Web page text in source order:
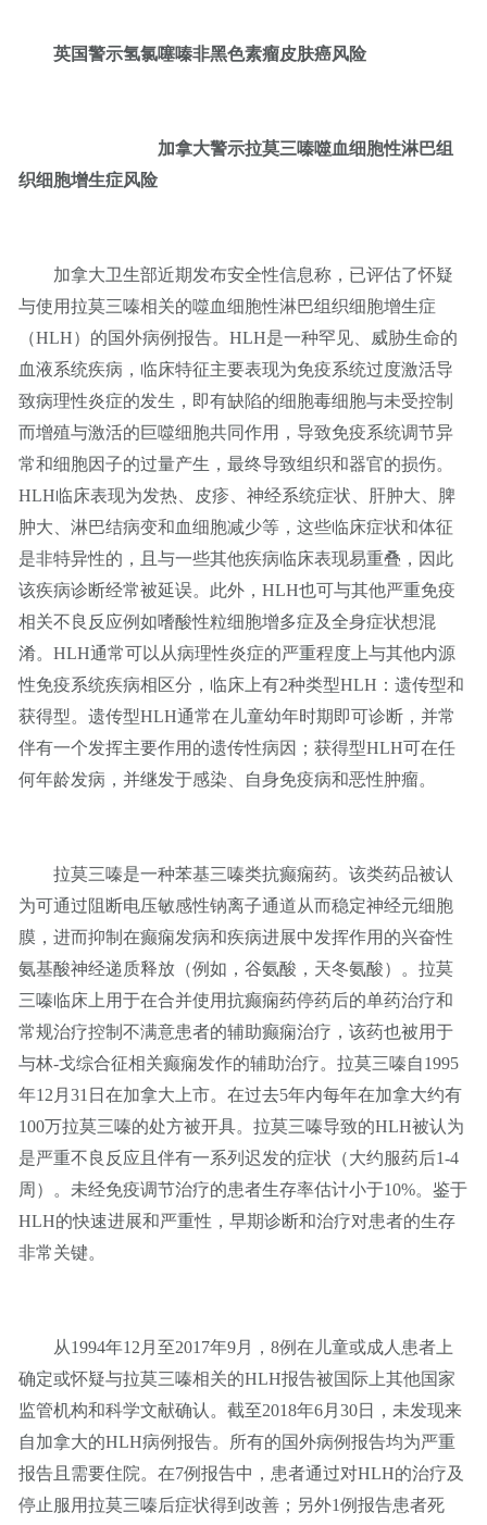
英国警示氢氯噻嗪非黑色素瘤皮肤癌风险
加拿大警示拉莫三嗪噬血细胞性淋巴组
织细胞增生症风险
加拿大卫生部近期发布安全性信息称，已评估了怀疑
与使用拉莫三嗪相关的噬血细胞性淋巴组织细胞增生症
（HLH）的国外病例报告。HLH是一种罕见、威胁生命的
血液系统疾病，临床特征主要表现为免疫系统过度激活导
致病理性炎症的发生，即有缺陷的细胞毒细胞与未受控制
而增殖与激活的巨噬细胞共同作用，导致免疫系统调节异
常和细胞因子的过量产生，最终导致组织和器官的损伤。
HLH临床表现为发热、皮疹、神经系统症状、肝肿大、脾
肿大、淋巴结病变和血细胞减少等，这些临床症状和体征
是非特异性的，且与一些其他疾病临床表现易重叠，因此
该疾病诊断经常被延误。此外，HLH也可与其他严重免疫
相关不良反应例如嗜酸性粒细胞增多症及全身症状想混
淆。HLH通常可以从病理性炎症的严重程度上与其他内源
性免疫系统疾病相区分，临床上有2种类型HLH：遗传型和
获得型。遗传型HLH通常在儿童幼年时期即可诊断，并常
伴有一个发挥主要作用的遗传性病因；获得型HLH可在任
何年龄发病，并继发于感染、自身免疫病和恶性肿瘤。
拉莫三嗪是一种苯基三嗪类抗癫痫药。该类药品被认
为可通过阻断电压敏感性钠离子通道从而稳定神经元细胞
膜，进而抑制在癫痫发病和疾病进展中发挥作用的兴奋性
氨基酸神经递质释放（例如，谷氨酸，天冬氨酸）。拉莫
三嗪临床上用于在合并使用抗癫痫药停药后的单药治疗和
常规治疗控制不满意患者的辅助癫痫治疗，该药也被用于
与林-戈综合征相关癫痫发作的辅助治疗。拉莫三嗪自1995
年12月31日在加拿大上市。在过去5年内每年在加拿大约有
100万拉莫三嗪的处方被开具。拉莫三嗪导致的HLH被认为
是严重不良反应且伴有一系列迟发的症状（大约服药后1-4
周）。未经免疫调节治疗的患者生存率估计小于10%。鉴于
HLH的快速进展和严重性，早期诊断和治疗对患者的生存
非常关键。
从1994年12月至2017年9月，8例在儿童或成人患者上
确定或怀疑与拉莫三嗪相关的HLH报告被国际上其他国家
监管机构和科学文献确认。截至2018年6月30日，未发现来
自加拿大的HLH病例报告。所有的国外病例报告均为严重
报告且需要住院。在7例报告中，患者通过对HLH的治疗及
停止服用拉莫三嗪后症状得到改善；另外1例报告患者死